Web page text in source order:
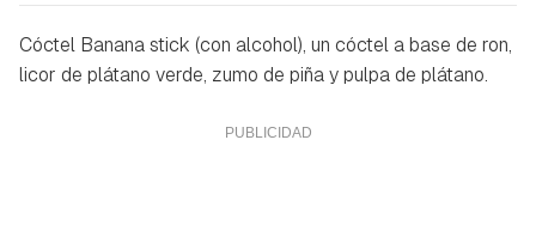
Cóctel Banana stick (con alcohol), un cóctel a base de ron,
licor de plátano verde, zumo de piña y pulpa de plátano.